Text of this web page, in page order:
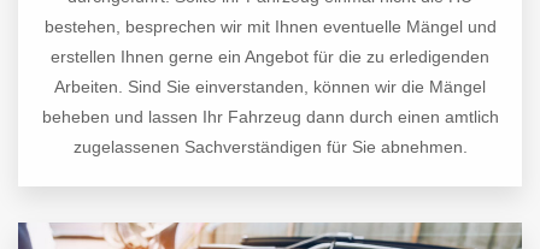
bestehen, besprechen wir mit Ihnen eventuelle Mängel und
erstellen Ihnen gerne ein Angebot für die zu erledigenden
Arbeiten. Sind Sie einverstanden, können wir die Mängel
beheben und lassen Ihr Fahrzeug dann durch einen amtlich
zugelassenen Sachverständigen für Sie abnehmen.